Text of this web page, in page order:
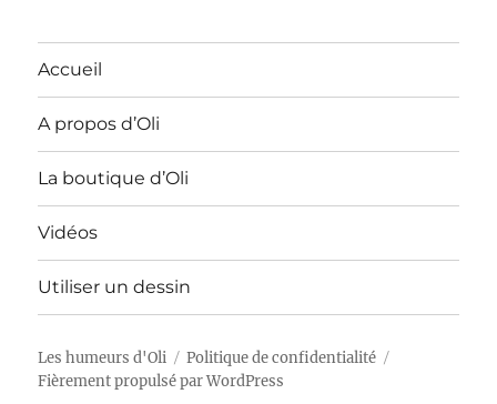
Accueil
A propos d’Oli
La boutique d’Oli
Vidéos
Utiliser un dessin
Les humeurs d'Oli
Politique de confidentialité
Fièrement propulsé par WordPress